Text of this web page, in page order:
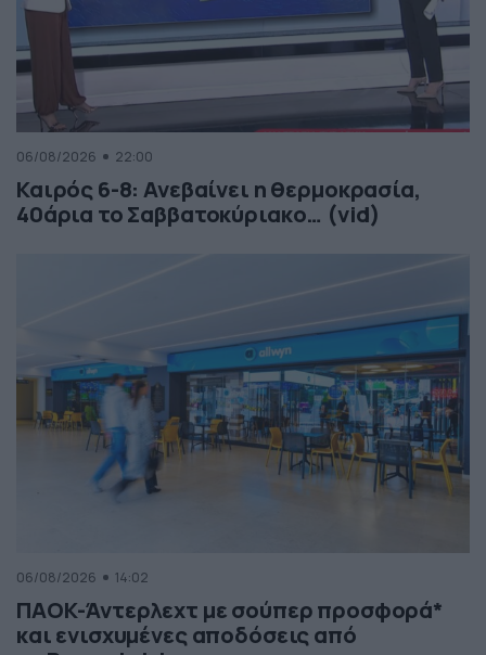
06/08/2026 22:00
Καιρός 6-8: Ανεβαίνει η θερμοκρασία,
40άρια το Σαββατοκύριακο… (vid)
06/08/2026 14:02
ΠΑΟΚ-Άντερλεχτ με σούπερ προσφορά*
και ενισχυμένες αποδόσεις από